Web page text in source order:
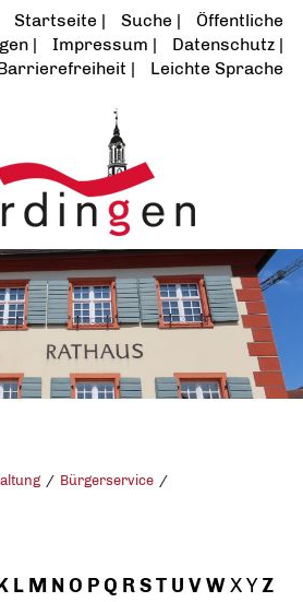
Startseite Suche
Öffentliche
Impressum
Datenschutz
Leichte Sprache
Bürgerservice
L M NO PQ RST U VWXYZ